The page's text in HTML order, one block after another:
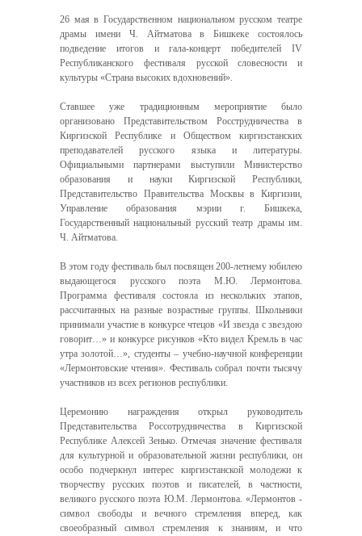
26 мая в Государственном национальном русском театре
драмы имени Ч. Айтматова в Бишкеке состоялось
подведение итогов и гала-концерт победителей IV
Республиканского фестиваля русской словесности и
культуры «Страна высоких вдохновений».
Ставшее уже традиционным мероприятие было
организовано Представительством Росструдничества в
Киргизской Республике и Обществом киргизстанских
преподавателей русского языка и литературы.
Официальными партнерами выступили Министерство
образования и науки Киргизской Республики,
Представительство Правительства Москвы в Киргизии,
Управление образования мэрии г. Бишкека,
Государственный национальный русский театр драмы им.
Ч. Айтматова.
В этом году фестиваль был посвящен 200-летнему юбилею
выдающегося русского поэта М.Ю. Лермонтова.
Программа фестиваля состояла из нескольких этапов,
рассчитанных на разные возрастные группы. Школьники
принимали участие в конкурсе чтецов «И звезда с звездою
говорит…» и конкурсе рисунков «Кто видел Кремль в час
утра золотой…», студенты – учебно-научной конференции
«Лермонтовские чтения». Фестиваль собрал почти тысячу
участников из всех регионов республики.
Церемонию награждения открыл руководитель
Представительства Россотрудничества в Киргизской
Республике Алексей Зенько. Отмечая значение фестиваля
для культурной и образовательной жизни республики, он
особо подчеркнул интерес киргизстанской молодежи к
творчеству русских поэтов и писателей, в частности,
великого русского поэта Ю.М. Лермонтова. «Лермонтов -
символ свободы и вечного стремления вперед, как
своеобразный символ стремления к знаниям, и что